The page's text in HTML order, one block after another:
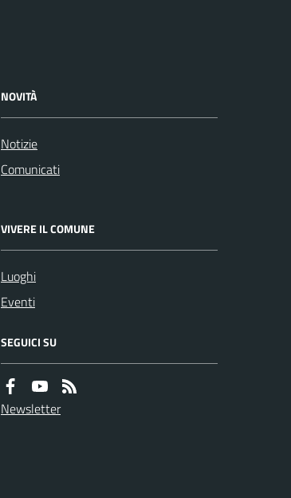
NOVITÀ
Notizie
Comunicati
VIVERE IL COMUNE
Luoghi
Eventi
SEGUICI SU
Newsletter